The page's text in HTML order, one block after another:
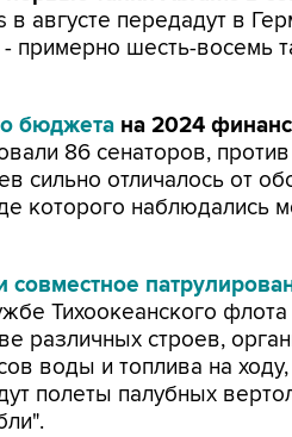
августе передадут в
примерно шесть-восемь
бюджета на 2024
86 сенаторов, против
сильно отличалось от
которого наблюдались
совместное
Тихоокеанского
различных строев,
воды и топлива на
полеты палубных